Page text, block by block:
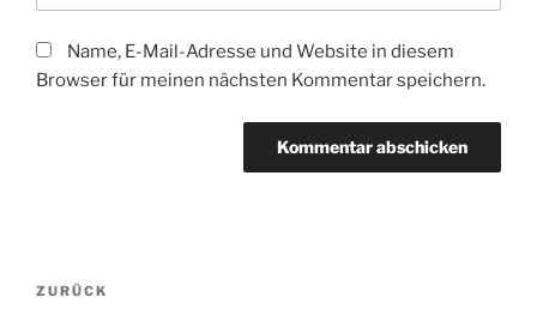
Name, E-Mail-Adresse und Website in diesem
Browser für meinen nächsten Kommentar speichern.
Beitragsnavigation
Vorheriger
ZURÜCK